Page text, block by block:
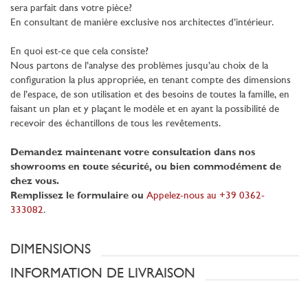
sera parfait dans votre pièce?
En consultant de manière exclusive nos architectes d’intérieur.
En quoi est-ce que cela consiste?
Nous partons de l’analyse des problèmes jusqu’au choix de la
configuration la plus appropriée, en tenant compte des dimensions
de l’espace, de son utilisation et des besoins de toutes la famille, en
faisant un plan et y plaçant le modèle et en ayant la possibilité de
recevoir des échantillons de tous les revêtements.
Demandez maintenant votre consultation dans nos
showrooms en toute sécurité, ou bien commodément de
chez vous.
Remplissez le formulaire ou Appelez-nous au +39 0362-
333082.
DIMENSIONS
INFORMATION DE LIVRAISON